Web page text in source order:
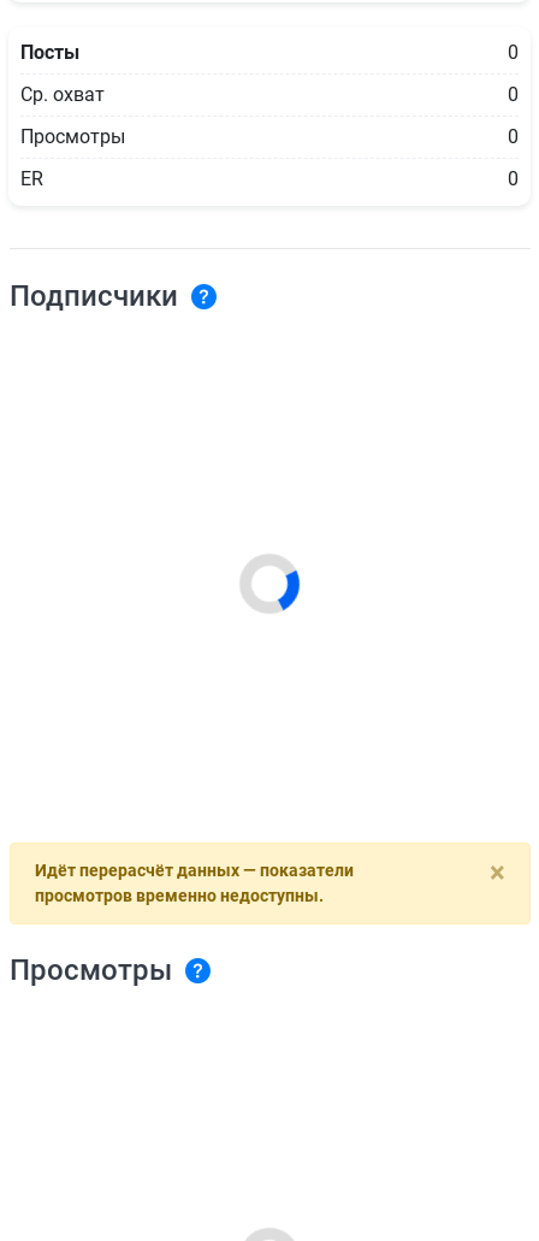
Посты
0
Ср. охват
0
Просмотры
0
ER
0
Подписчики
×
Идёт перерасчёт данных — показатели
просмотров временно недоступны.
Просмотры